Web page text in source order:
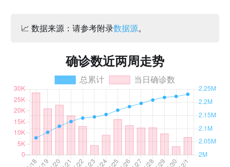
📈 数据来源：请参考附录数据源。
确诊数近两周走势